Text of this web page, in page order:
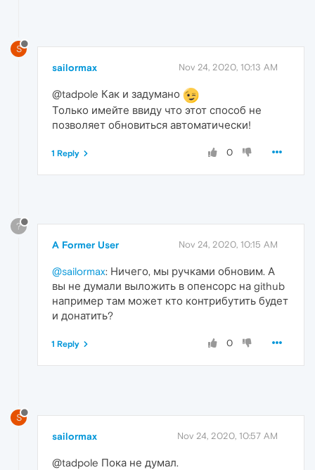
S
sailormax Nov 24, 2020, 10:13 AM
@tadpole Как и задумано
Только имейте ввиду что этот способ не
позволяет обновиться автоматически!
0
1 Reply
?
A Former User Nov 24, 2020, 10:15 AM
@sailormax: Ничего, мы ручками обновим. А
вы не думали выложить в опенсорс на github
например там может кто контрибутить будет
и донатить?
0
1 Reply
S
sailormax Nov 24, 2020, 10:57 AM
@tadpole Пока не думал.